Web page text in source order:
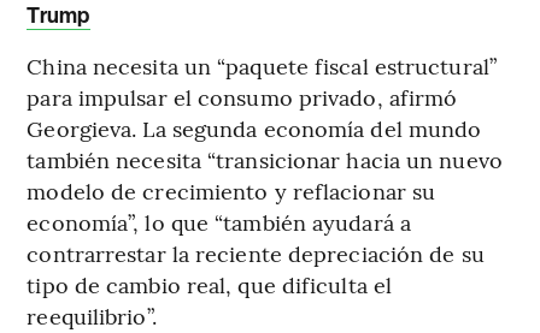
Trump
China necesita un “paquete fiscal estructural”
para impulsar el consumo privado, afirmó
Georgieva. La segunda economía del mundo
también necesita “transicionar hacia un nuevo
modelo de crecimiento y reflacionar su
economía”, lo que “también ayudará a
contrarrestar la reciente depreciación de su
tipo de cambio real, que dificulta el
reequilibrio”.